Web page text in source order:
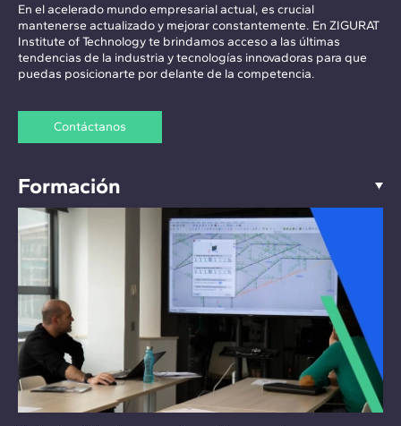
En el acelerado mundo empresarial actual, es crucial
mantenerse actualizado y mejorar constantemente. En ZIGURAT
Institute of Technology te brindamos acceso a las últimas
tendencias de la industria y tecnologías innovadoras para que
puedas posicionarte por delante de la competencia.
Contáctanos
Formación